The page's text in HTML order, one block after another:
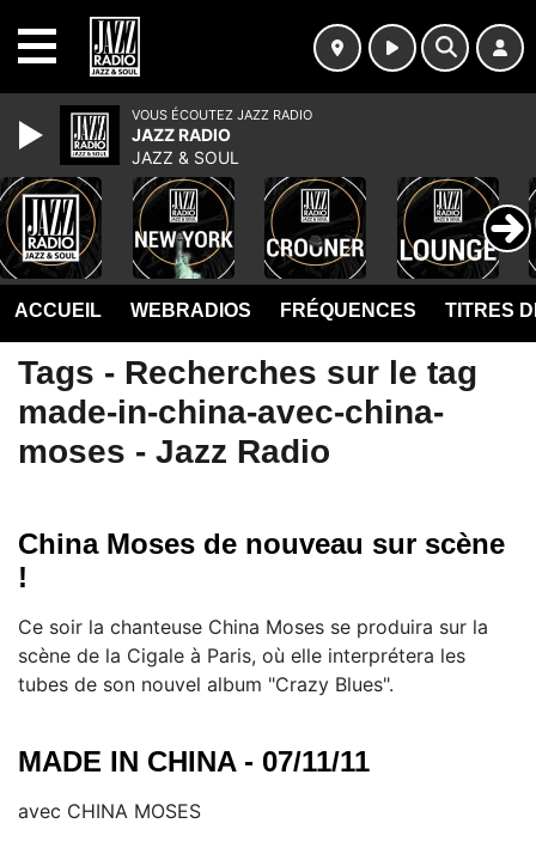
ACCUEIL WEBRADIOS FRÉQUENCES TITRES
Tags - Recherches sur le tag
made-in-china-avec-china-
moses - Jazz Radio
China Moses de nouveau sur scène
!
Ce soir la chanteuse China Moses se produira sur la
scène de la Cigale à Paris, où elle interprétera les
tubes de son nouvel album "Crazy Blues".
MADE IN CHINA - 07/11/11
avec CHINA MOSES
VOUS ÉCOUTEZ JAZZ RADIO
JAZZ RADIO
JAZZ & SOUL